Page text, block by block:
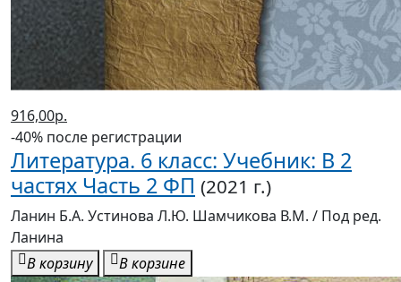
916,00р.
-40% после регистрации
Литература. 6 класс: Учебник: В 2
частях Часть 2 ФП (2021 г.)
Ланин Б.А. Устинова Л.Ю. Шамчикова В.М. / Под ред.
Ланина
В корзину
В корзине